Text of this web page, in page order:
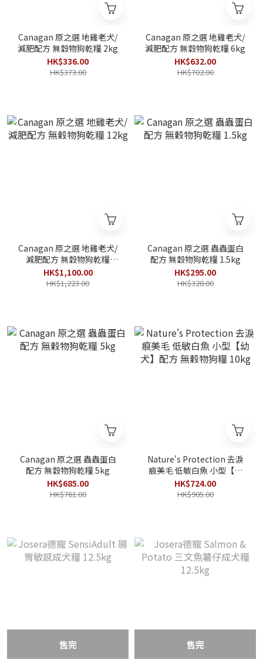
Canagan 原之選 地雞老犬/
減肥配方 無穀物狗乾糧 2kg
HK$336.00
HK$373.00
Canagan 原之選 地雞老犬/
減肥配方 無穀物狗乾糧 6kg
HK$632.00
HK$702.00
Canagan 原之選 地雞老犬/
減肥配方 無穀物狗乾糧
12kg
HK$1,100.00
HK$1,223.00
Canagan 原之選 蟲蟲蛋白
配方 無穀物狗乾糧 1.5kg
HK$295.00
HK$328.00
Canagan 原之選 蟲蟲蛋白
配方 無穀物狗乾糧 5kg
HK$685.00
HK$761.00
Nature's Protection 去淚
痕美毛 低敏白魚 小型【幼
犬】配方 無穀物狗糧 10kg
HK$724.00
HK$905.00
售完 售完